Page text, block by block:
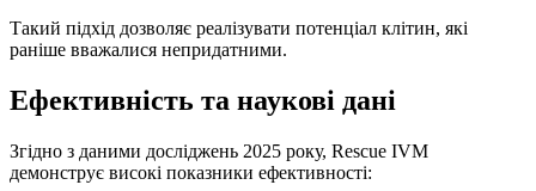
Такий підхід дозволяє реалізувати потенціал клітин, які
раніше вважалися непридатними.
Ефективність та наукові дані
Згідно з даними досліджень 2025 року, Rescue IVM
демонструє високі показники ефективності: